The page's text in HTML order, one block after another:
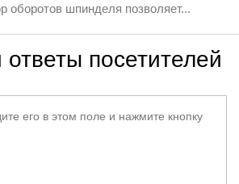
оборотов шпинделя позволяет...
посетителей